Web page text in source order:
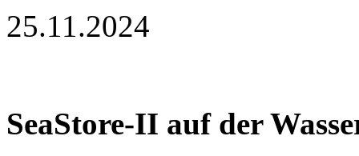
25.11.2024
SeaStore-II auf der